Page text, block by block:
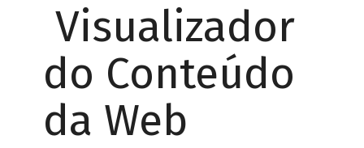
Visualizador
do Conteúdo
da Web